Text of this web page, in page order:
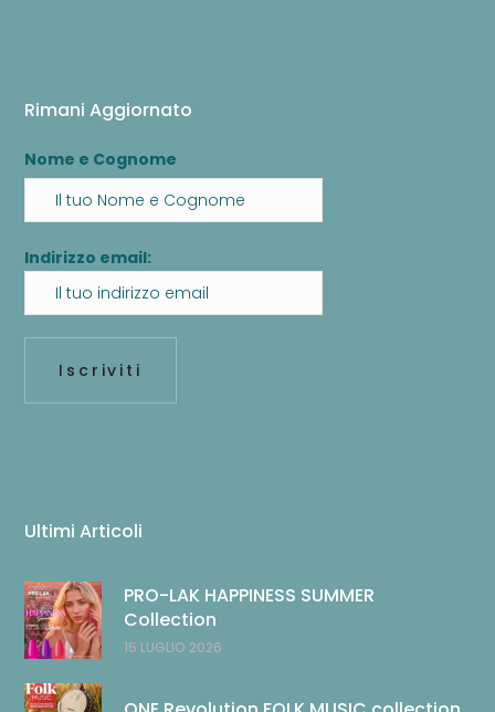
Rimani Aggiornato
Nome e Cognome
Indirizzo email:
Ultimi Articoli
15 LUGLIO 2026
PRO-LAK HAPPINESS SUMMER
Collection